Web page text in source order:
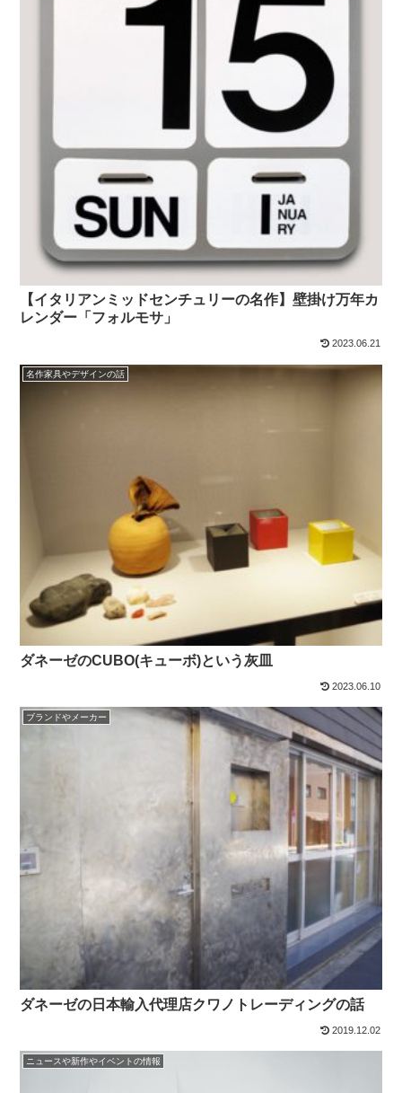
【イタリアンミッドセンチュリーの名作】壁掛け万年カ
レンダー「フォルモサ」
2023.06.21
名作家具やデザインの話
ダネーゼのCUBO(キューボ)という灰皿
2023.06.10
ブランドやメーカー
ダネーゼの日本輸入代理店クワノトレーディングの話
2019.12.02
ニュースや新作やイベントの情報